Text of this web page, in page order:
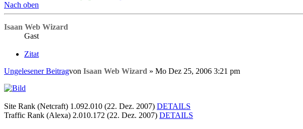
Nach oben
Isaan Web Wizard
Gast
Zitat
Ungelesener Beitragvon Isaan Web Wizard » Mo Dez 25, 2006 3:21 pm
Site Rank (Netcraft) 1.092.010 (22. Dez. 2007) DETAILS
Traffic Rank (Alexa) 2.010.172 (22. Dez. 2007) DETAILS